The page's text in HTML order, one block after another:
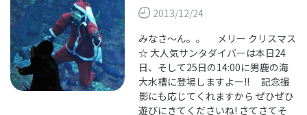
2013/12/24
みなさ～ん。。 メリー クリスマス
☆ 大人気サンタダイバーは本日24
日、そして25日の14:00に男鹿の海
大水槽に登場しますよー!! 記念撮
影にも応じてくれますから ぜひぜひ
遊びにきてくださいね! さてさてそ